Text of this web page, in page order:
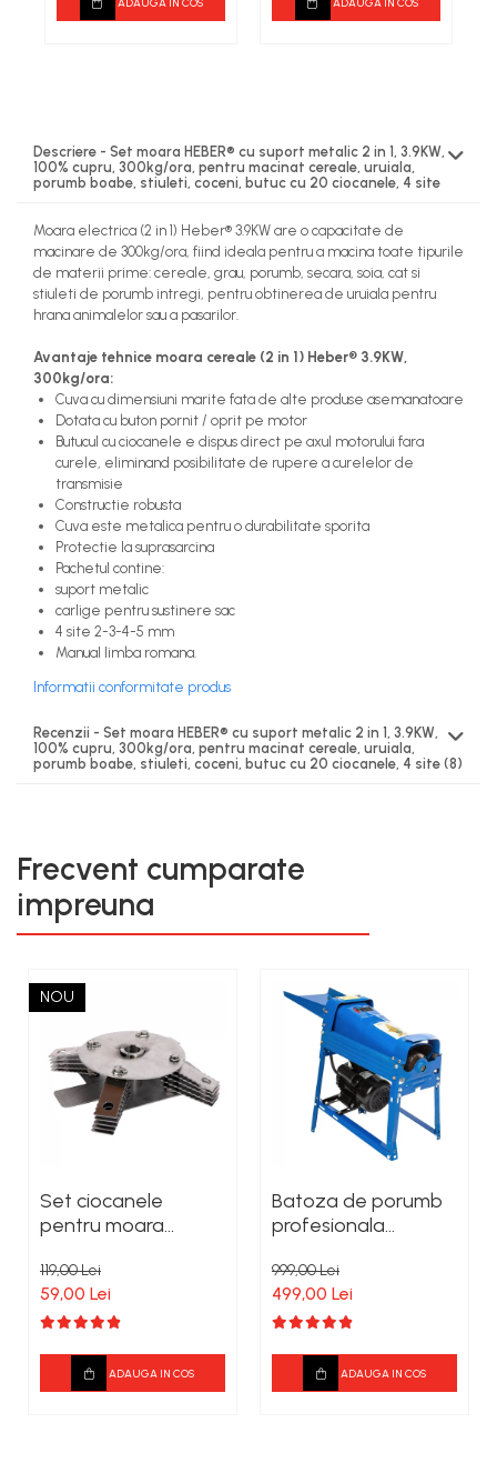
Descriere - Set moara HEBER® cu suport metalic 2 in 1, 3.9KW,
100% cupru, 300kg/ora, pentru macinat cereale, uruiala,
porumb boabe, stiuleti, coceni, butuc cu 20 ciocanele, 4 site
Moara electrica (2 in 1) Heber® 3.9KW are o capacitate de
macinare de 300kg/ora, fiind ideala pentru a macina toate tipurile
de materii prime: cereale, grau, porumb, secara, soia, cat si
stiuleti de porumb intregi, pentru obtinerea de uruiala pentru
hrana animalelor sau a pasarilor.
Avantaje tehnice moara cereale (2 in 1) Heber® 3.9KW,
300kg/ora:
Cuva cu dimensiuni marite fata de alte produse asemanatoare
Dotata cu buton pornit / oprit pe motor
Butucul cu ciocanele e dispus direct pe axul motorului fara
curele, eliminand posibilitate de rupere a curelelor de
transmisie
Constructie robusta
Cuva este metalica pentru o durabilitate sporita
Protectie la suprasarcina
Pachetul contine:
suport metalic
carlige pentru sustinere sac
4 site 2-3-4-5 mm
Manual limba romana.
Informatii conformitate produs
Recenzii - Set moara HEBER® cu suport metalic 2 in 1, 3.9KW,
100% cupru, 300kg/ora, pentru macinat cereale, uruiala,
porumb boabe, stiuleti, coceni, butuc cu 20 ciocanele, 4 site (8)
Frecvent cumparate
impreuna
NOU
Set ciocanele
pentru moara
119,00 Lei
59,00 Lei
ADAUGA IN COS
Batoza de porumb
profesionala
motor 2500W,
bobinaj 100%cupru
999,00 Lei
499,00 Lei
ADAUGA IN COS